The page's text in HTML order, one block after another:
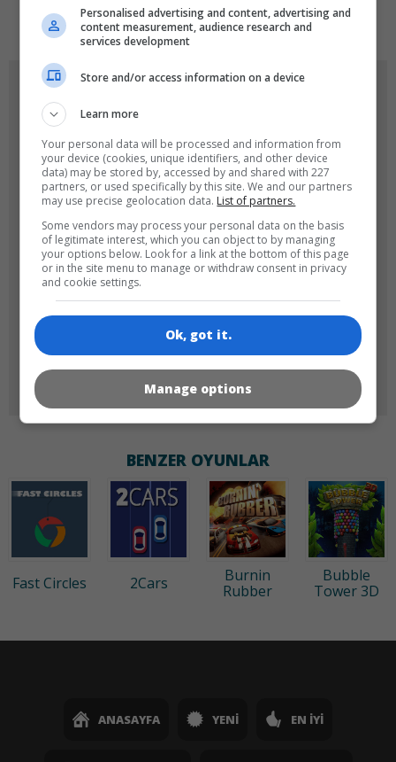
de tr en
OYUN RESIMLERI
180x180 120x120
60x60
BENZER OYUNLAR
Fast Circles 2Cars
Burnin
Rubber
Bubble
Tower 3D
ANASAYFA YENI EN İYI
Personalised advertising and content, advertising and
content measurement, audience research and
services development
Store and/or access information on a device
Learn more
Your personal data will be processed and information from
your device (cookies, unique identifiers, and other device
data) may be stored by, accessed by and shared with 227
partners, or used specifically by this site. We and our partners
may use precise geolocation data. List of partners.
Some vendors may process your personal data on the basis
of legitimate interest, which you can object to by managing
your options below. Look for a link at the bottom of this page
or in the site menu to manage or withdraw consent in privacy
and cookie settings.
Ok, got it.
Manage options